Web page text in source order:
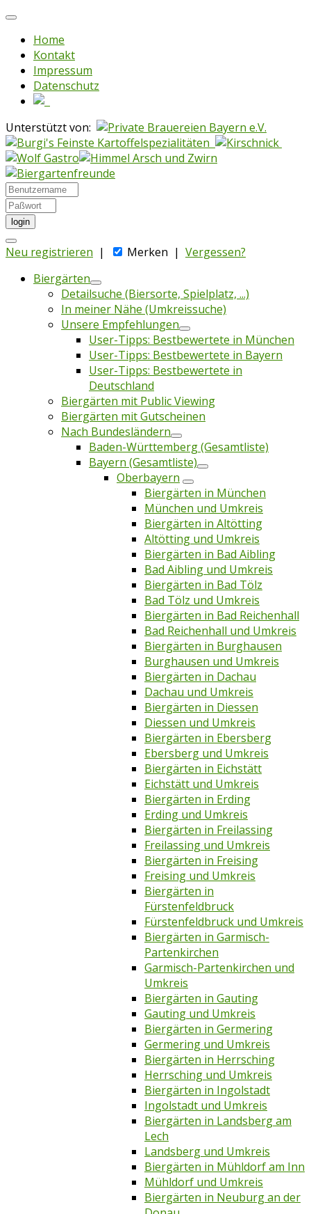
Home
Kontakt
Impressum
Datenschutz
Unterstützt von:
login
Neu registrieren | Merken | Vergessen?
Biergärten
Detailsuche (Biersorte, Spielplatz, ...)
In meiner Nähe (Umkreissuche)
Unsere Empfehlungen
User-Tipps: Bestbewertete in München
User-Tipps: Bestbewertete in Bayern
User-Tipps: Bestbewertete in
Deutschland
Biergärten mit Public Viewing
Biergärten mit Gutscheinen
Nach Bundesländern
Baden-Württemberg (Gesamtliste)
Bayern (Gesamtliste)
Oberbayern
Biergärten in München
München und Umkreis
Biergärten in Altötting
Altötting und Umkreis
Biergärten in Bad Aibling
Bad Aibling und Umkreis
Biergärten in Bad Tölz
Bad Tölz und Umkreis
Biergärten in Bad Reichenhall
Bad Reichenhall und Umkreis
Biergärten in Burghausen
Burghausen und Umkreis
Biergärten in Dachau
Dachau und Umkreis
Biergärten in Diessen
Diessen und Umkreis
Biergärten in Ebersberg
Ebersberg und Umkreis
Biergärten in Eichstätt
Eichstätt und Umkreis
Biergärten in Erding
Erding und Umkreis
Biergärten in Freilassing
Freilassing und Umkreis
Biergärten in Freising
Freising und Umkreis
Biergärten in
Fürstenfeldbruck
Fürstenfeldbruck und Umkreis
Biergärten in Garmisch-
Partenkirchen
Garmisch-Partenkirchen und
Umkreis
Biergärten in Gauting
Gauting und Umkreis
Biergärten in Germering
Germering und Umkreis
Biergärten in Herrsching
Herrsching und Umkreis
Biergärten in Ingolstadt
Ingolstadt und Umkreis
Biergärten in Landsberg am
Lech
Landsberg und Umkreis
Biergärten in Mühldorf am Inn
Mühldorf und Umkreis
Biergärten in Neuburg an der